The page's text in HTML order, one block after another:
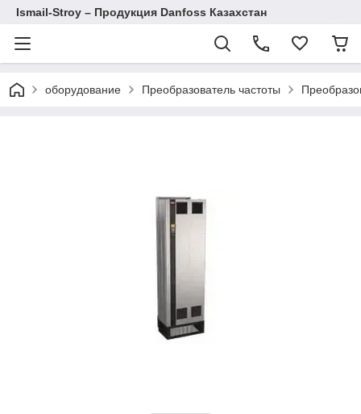
Ismail-Stroy – Продукция Danfoss Казахстан
оборудование Преобразователь частоты